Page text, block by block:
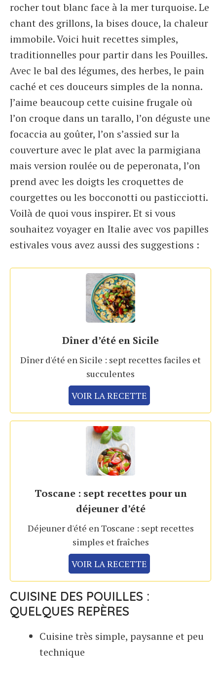
rocher tout blanc face à la mer turquoise. Le
chant des grillons, la bises douce, la chaleur
immobile. Voici huit recettes simples,
traditionnelles pour partir dans les Pouilles.
Avec le bal des légumes, des herbes, le pain
caché et ces douceurs simples de la nonna.
J’aime beaucoup cette cuisine frugale où
l’on croque dans un tarallo, l’on déguste une
focaccia au goûter, l’on s’assied sur la
couverture avec le plat avec la parmigiana
mais version roulée ou de peperonata, l’on
prend avec les doigts les croquettes de
courgettes ou les bocconotti ou pasticciotti.
Voilà de quoi vous inspirer. Et si vous
souhaitez voyager en Italie avec vos papilles
estivales vous avez aussi des suggestions :
Dîner d’été en Sicile
Dîner d'été en Sicile : sept recettes faciles et
succulentes
VOIR LA RECETTE
Toscane : sept recettes pour un
déjeuner d’été
Déjeuner d'été en Toscane : sept recettes
simples et fraîches
VOIR LA RECETTE
CUISINE DES POUILLES :
QUELQUES REPÈRES
Cuisine très simple, paysanne et peu
technique